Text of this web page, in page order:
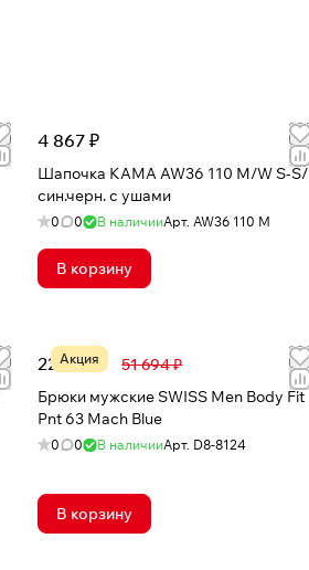
4 867 ₽
Шапочка КАМА AW36 110 М/W S-S/
син.черн. с ушами
0 0 В наличииАрт.AW36 110 М
В корзину
Акция
22 708 ₽
51 694 ₽
Брюки мужские SWISS Men Body Fit
Pnt 63 Mach Blue
0 0 В наличииАрт. D8-8124
В корзину